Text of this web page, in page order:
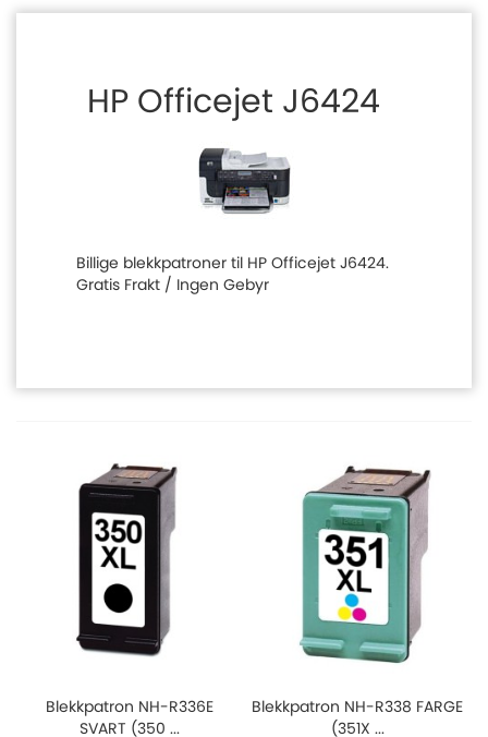
HP Officejet J6424
Billige blekkpatroner til HP Officejet J6424.
Gratis Frakt / Ingen Gebyr
Blekkpatron NH-R336E
SVART (350 ...
Blekkpatron NH-R338 FARGE
(351X ...